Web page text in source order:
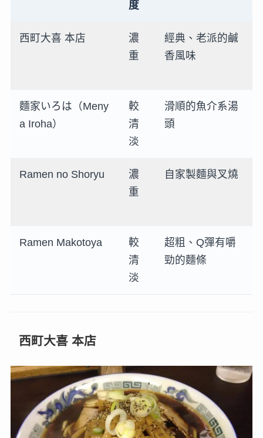
度
西町大喜 本店
濃
重
經典、老派的鹹
香風味
麵家いろは（Meny
a Iroha）
較
清
淡
滑順的魚介系湯
頭
Ramen no Shoryu
濃
重
自家製麵與叉燒
Ramen Makotoya
較
清
淡
超粗、Q彈有嚼
勁的麵條
西町大喜 本店